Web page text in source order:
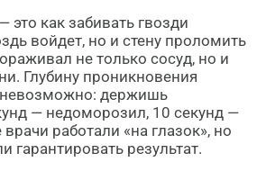
это как забивать гвозди
войдет, но и стену проломить
не только сосуд, но и
Глубину проникновения
невозможно: держишь
— недоморозил, 10 секунд —
работали «на глазок», но
гарантировать результат.